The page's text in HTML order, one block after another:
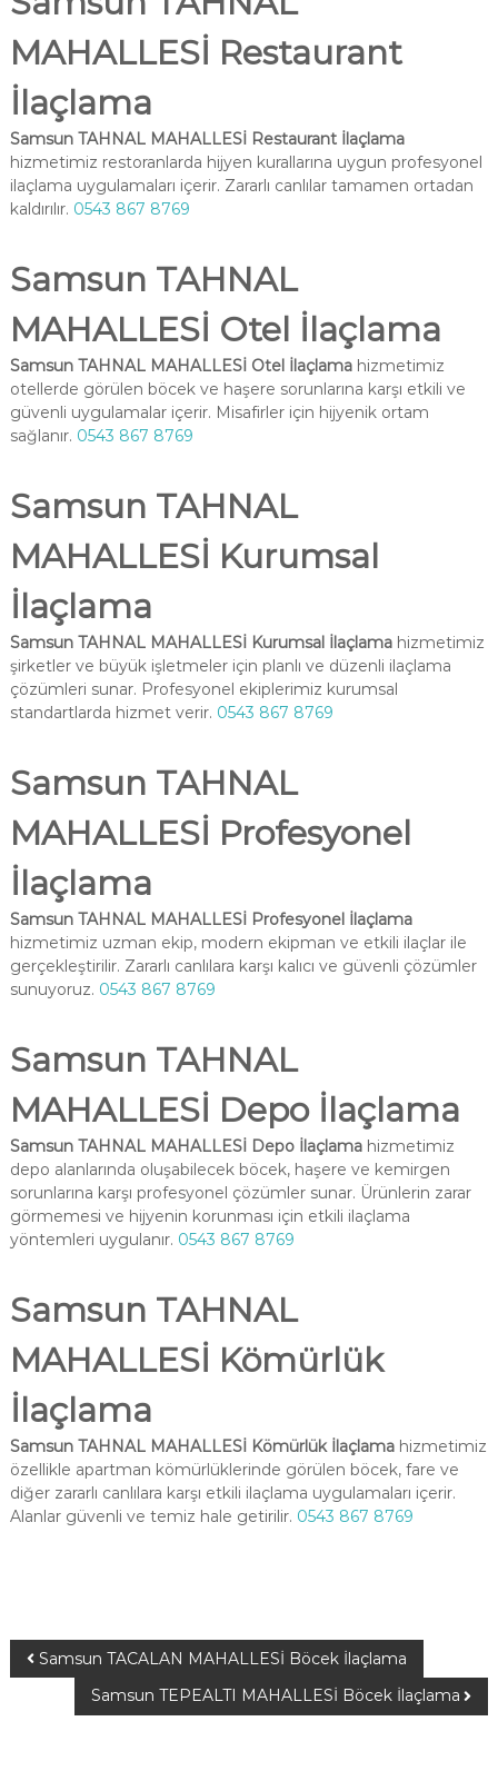
MAHALLESİ Restaurant
İlaçlama
Samsun TAHNAL MAHALLESİ Restaurant İlaçlama
hizmetimiz restoranlarda hijyen kurallarına uygun profesyonel
ilaçlama uygulamaları içerir. Zararlı canlılar tamamen ortadan
kaldırılır. 0543 867 8769
Samsun TAHNAL
MAHALLESİ Otel İlaçlama
Samsun TAHNAL MAHALLESİ Otel İlaçlamahizmetimiz
otellerde görülen böcek ve haşere sorunlarına karşı etkili ve
güvenli uygulamalar içerir. Misafirler için hijyenik ortam
sağlanır. 0543 867 8769
Samsun TAHNAL
MAHALLESİ Kurumsal
İlaçlama
Samsun TAHNAL MAHALLESİ Kurumsal İlaçlamahizmetimiz
şirketler ve büyük işletmeler için planlı ve düzenli ilaçlama
çözümleri sunar. Profesyonel ekiplerimiz kurumsal
standartlarda hizmet verir. 0543 867 8769
Samsun TAHNAL
MAHALLESİ Profesyonel
İlaçlama
Samsun TAHNAL MAHALLESİ Profesyonel İlaçlama
hizmetimiz uzman ekip, modern ekipman ve etkili ilaçlar ile
gerçekleştirilir. Zararlı canlılara karşı kalıcı ve güvenli çözümler
sunuyoruz. 0543 867 8769
Samsun TAHNAL
MAHALLESİ Depo İlaçlama
Samsun TAHNAL MAHALLESİ Depo İlaçlamahizmetimiz
depo alanlarında oluşabilecek böcek, haşere ve kemirgen
sorunlarına karşı profesyonel çözümler sunar. Ürünlerin zarar
görmemesi ve hijyenin korunması için etkili ilaçlama
yöntemleri uygulanır. 0543 867 8769
Samsun TAHNAL
MAHALLESİ Kömürlük
İlaçlama
Samsun TAHNAL MAHALLESİ Kömürlük İlaçlamahizmetimiz
özellikle apartman kömürlüklerinde görülen böcek, fare ve
diğer zararlı canlılara karşı etkili ilaçlama uygulamaları içerir.
Alanlar güvenli ve temiz hale getirilir. 0543 867 8769
Samsun TACALAN MAHALLESİ Böcek İlaçlama
Samsun TEPEALTI MAHALLESİ Böcek İlaçlama